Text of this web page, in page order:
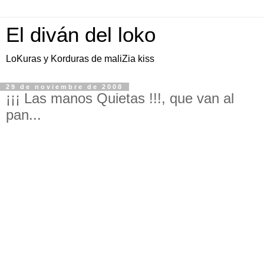
El diván del loko
LoKuras y Korduras de maliZia kiss
29 de noviembre de 2008
¡¡¡ Las manos Quietas !!!, que van al
pan...